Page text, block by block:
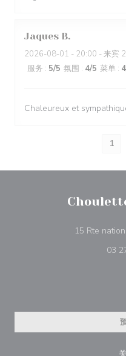
Jaques B
2026-08-01 - 20:00 - 来宾 2
服务 : 5/5 氛围 : 4/5 菜单 : 4
Chaleureux et
1
15 Rte
03